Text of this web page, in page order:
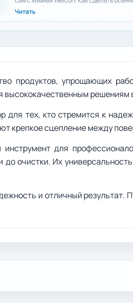
фонарик своими руками?. Что нам
Читать
продуктов, упрощающих
высококачественным решениям
для тех, кто стремится к
крепкое сцепление между
для
очистки. Их
и отличный